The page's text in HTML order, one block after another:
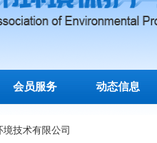
会员服务 动态信息
境技术有限公司